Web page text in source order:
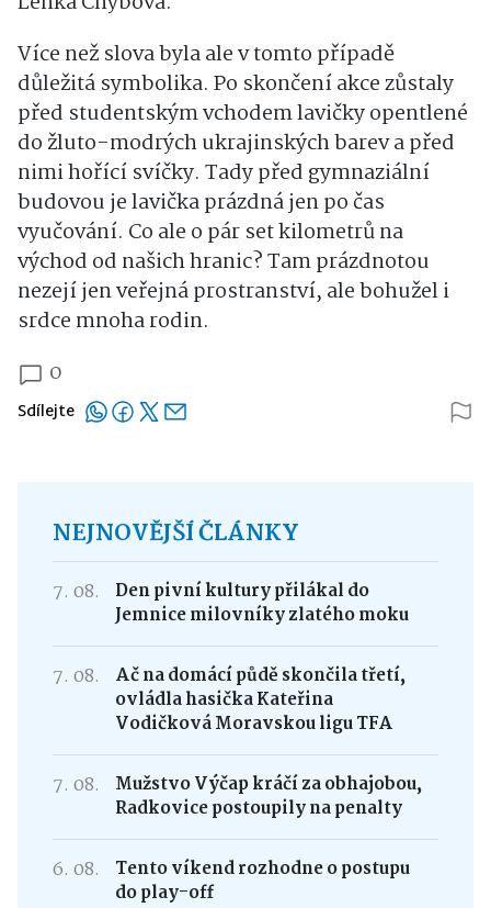
Více než slova byla ale v tomto případě
důležitá symbolika. Po skončení akce zůstaly
před studentským vchodem lavičky opentlené
do žluto-modrých ukrajinských barev a před
nimi hořící svíčky. Tady před gymnaziální
budovou je lavička prázdná jen po čas
vyučování. Co ale o pár set kilometrů na
východ od našich hranic? Tam prázdnotou
nezejí jen veřejná prostranství, ale bohužel i
srdce mnoha rodin.
0
Sdílejte
NEJNOVĚJŠÍ ČLÁNKY
7. 08.
Den pivní kultury přilákal do
Jemnice milovníky zlatého moku
7. 08.
Ač na domácí půdě skončila třetí,
ovládla hasička Kateřina
Vodičková Moravskou ligu TFA
7. 08.
Mužstvo Výčap kráčí za obhajobou,
Radkovice postoupily na penalty
6. 08.
Tento víkend rozhodne o postupu
do play-off